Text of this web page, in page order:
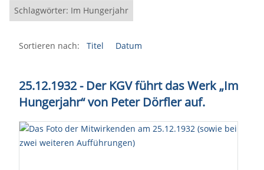
Schlagwörter: Im Hungerjahr
Sortieren nach: Titel Datum
25.12.1932 - Der KGV führt das Werk „Im
Hungerjahr“ von Peter Dörfler auf.